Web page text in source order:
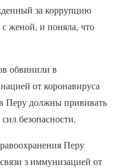
за коррупцию
женой, и поняла, что
обвинили в
от коронавируса
Перу должны прививать
безопасности.
Перу
з иммунизацией от